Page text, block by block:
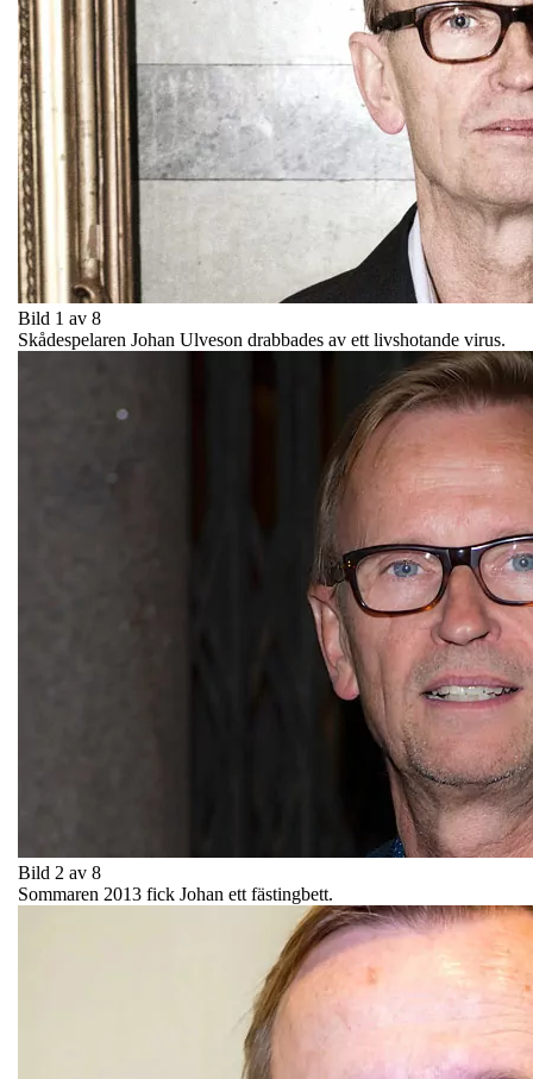
Bild 1 av 8
Skådespelaren Johan Ulveson drabbades av ett livshotande virus.
Bild 2 av 8
Sommaren 2013 fick Johan ett fästingbett.